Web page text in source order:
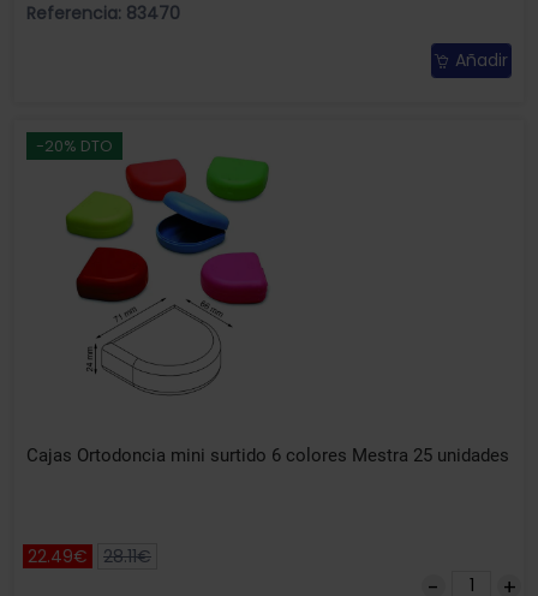
Referencia: 83470
Añadir
-20% DTO
Cajas Ortodoncia mini surtido 6 colores Mestra 25 unidades
22.49€ 28.11€